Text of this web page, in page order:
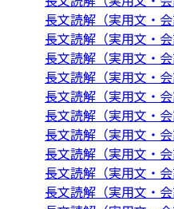
長文読解（実用文・
長文読解（実用文・
長文読解（実用文・
長文読解（実用文・
長文読解（実用文・
長文読解（実用文・
長文読解（実用文・
長文読解（実用文・
長文読解（実用文・
長文読解（実用文・